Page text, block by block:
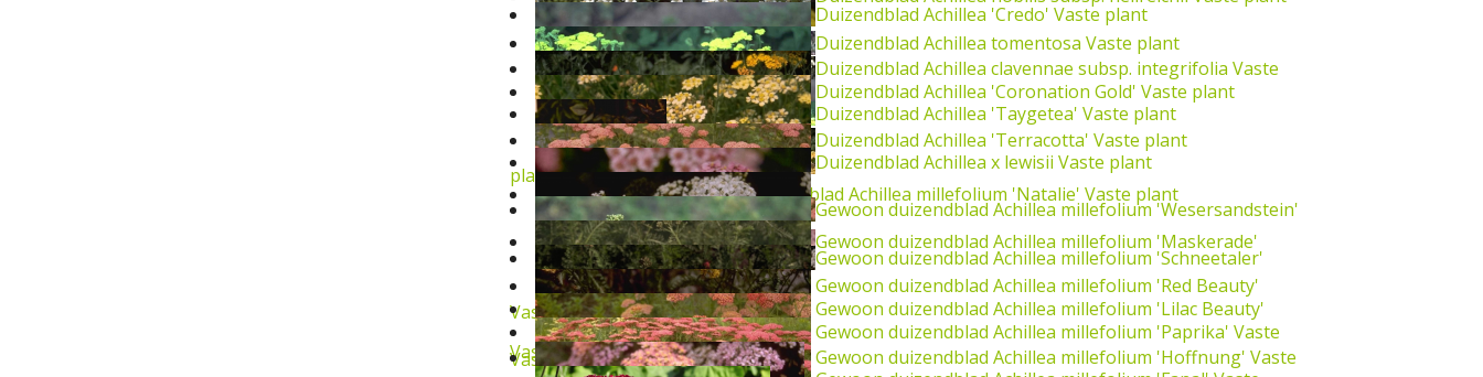
Duizendblad Achillea 'Credo' Vaste plant
Duizendblad Achillea tomentosa Vaste plant
Duizendblad Achillea clavennae subsp. integrifolia Vaste
plant
Duizendblad Achillea 'Coronation Gold' Vaste plant
Duizendblad Achillea 'Taygetea' Vaste plant
Duizendblad Achillea 'Terracotta' Vaste plant
Duizendblad Achillea x lewisii Vaste plant
Gewoon duizendblad Achillea millefolium 'Natalie' Vaste plant
Gewoon duizendblad Achillea millefolium 'Wesersandstein'
Vaste plant
Gewoon duizendblad Achillea millefolium 'Maskerade'
Vaste plant
Gewoon duizendblad Achillea millefolium 'Schneetaler'
Vaste plant
Gewoon duizendblad Achillea millefolium 'Red Beauty'
Gewoon duizendblad Achillea millefolium 'Lilac Beauty'
Gewoon duizendblad Achillea millefolium 'Paprika' Vaste
Gewoon duizendblad Achillea millefolium 'Hoffnung' Vaste